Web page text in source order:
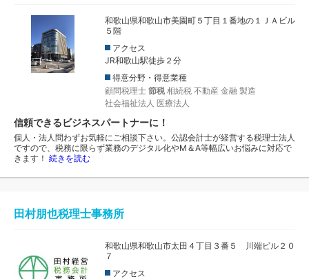
和歌山県和歌山市美園町５丁目１番地の１ＪＡビル
５階
アクセス
JR和歌山駅徒歩２分
得意分野・得意業種
顧問税理士 節税 相続税 不動産 金融 製造
社会福祉法人 医療法人
信頼できるビジネスパートナーに！
個人・法人問わずお気軽にご相談下さい。公認会計士が経営する税理士法人
ですので、税務に限らず業務のデジタル化やM＆A等幅広いお悩みに対応で
きます！ 続きを読む
田村朋也税理士事務所
和歌山県和歌山市太田４丁目３番５ 川端ビル２０
７
アクセス